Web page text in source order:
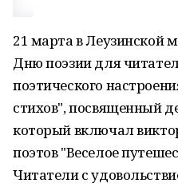
21 марта в Леузинской
Дню поэзии для
поэтического
стихов", посвященный
который включал
поэтов "Веселое
Читатели с